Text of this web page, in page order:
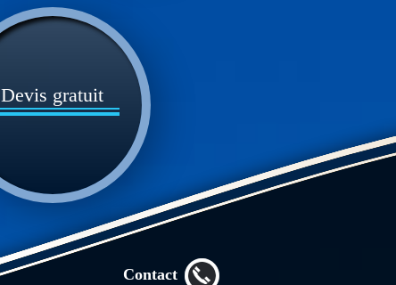
Devis gratuit
Contact